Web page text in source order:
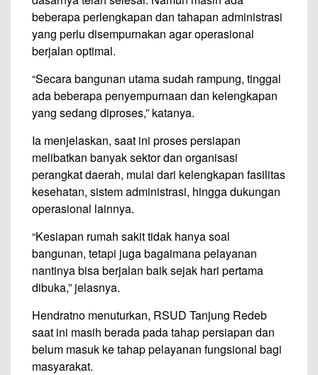
beberapa perlengkapan dan tahapan administrasi
yang perlu disempurnakan agar operasional
berjalan optimal.
“Secara bangunan utama sudah rampung, tinggal
ada beberapa penyempurnaan dan kelengkapan
yang sedang diproses,” katanya.
Ia menjelaskan, saat ini proses persiapan
melibatkan banyak sektor dan organisasi
perangkat daerah, mulai dari kelengkapan fasilitas
kesehatan, sistem administrasi, hingga dukungan
operasional lainnya.
“Kesiapan rumah sakit tidak hanya soal
bangunan, tetapi juga bagaimana pelayanan
nantinya bisa berjalan baik sejak hari pertama
dibuka,” jelasnya.
Hendratno menuturkan, RSUD Tanjung Redeb
saat ini masih berada pada tahap persiapan dan
belum masuk ke tahap pelayanan fungsional bagi
masyarakat.